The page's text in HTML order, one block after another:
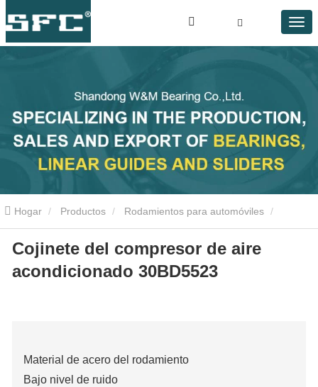
Hogar Productos Rodamientos para automóviles
Cojinete del compresor de aire acondicionado 30BD5523
Cojinete del compresor de aire
acondicionado 30BD5523
Material de acero del rodamiento
Bajo nivel de ruido